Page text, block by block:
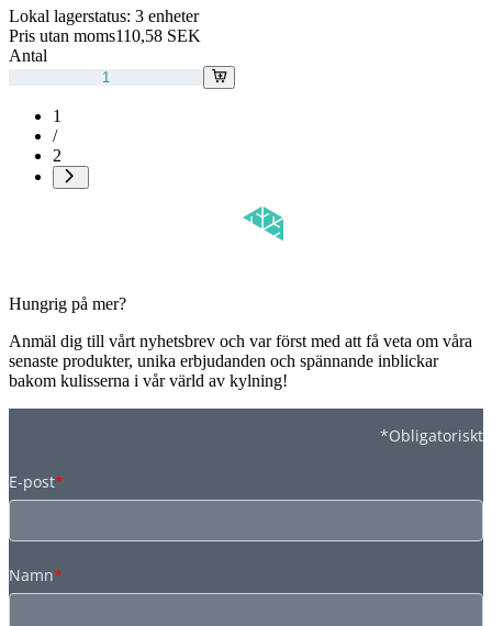
Lokal lagerstatus: 3 enheter
Pris utan moms110,58 SEK
Antal
1
/
2
Hungrig på mer?
Anmäl dig till vårt nyhetsbrev och var först med att få veta om våra
senaste produkter, unika erbjudanden och spännande inblickar
bakom kulisserna i vår värld av kylning!
*Obligatoriskt
E-post*
Namn*